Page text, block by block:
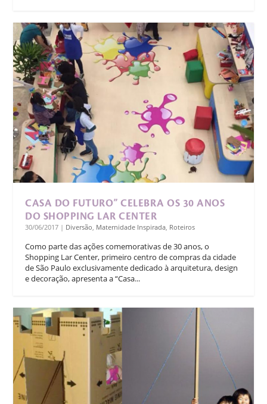
CASA DO FUTURO” CELEBRA OS 30 ANOS
DO SHOPPING LAR CENTER
30/06/2017 | Diversão, Maternidade Inspirada, Roteiros
Como parte das ações comemorativas de 30 anos, o
Shopping Lar Center, primeiro centro de compras da cidade
de São Paulo exclusivamente dedicado à arquitetura, design
e decoração, apresenta a “Casa...